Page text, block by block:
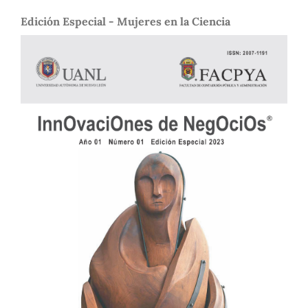
Edición Especial - Mujeres en la Ciencia